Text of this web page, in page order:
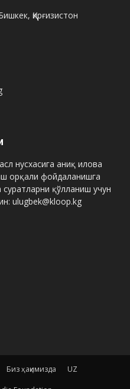
Қирғизистон
нусхасига аниқ илова
орқали фойдаланишга
қўлланиш учун
ulugbek@kloop.kg
Биз ҳақимизда UZ